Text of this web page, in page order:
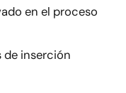
en el proceso
de inserción